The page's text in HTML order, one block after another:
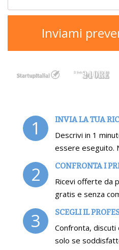
Inviami
1 INVIA LA TUA
Descrivi in 1
essere eseguito.
2 CONFRONTA I
Ricevi offerte da
gratis e senza
3 SCEGLI IL
Confronta,
solo se